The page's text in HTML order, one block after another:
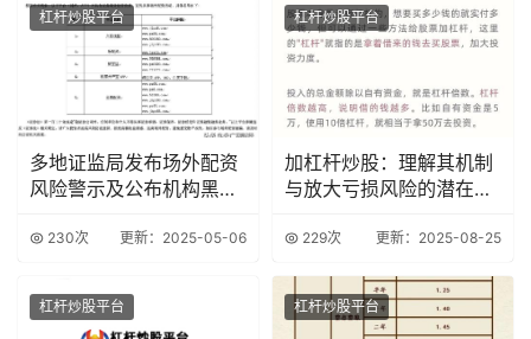
杠杆炒股平台
多地证监局发布场外配资
风险警示及公布机构黑名
230次 更新：2025-05-06
杠杆炒股平台
加杠杆炒股：理解其机制
与放大亏损风险的潜在危
229次 更新：2025-08-25
杠杆炒股平台 杠杆炒股平台